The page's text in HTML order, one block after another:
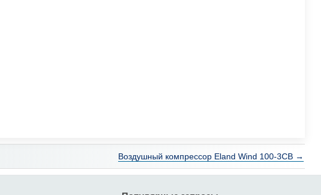
Воздушный компрессор Eland Wind 100-3CB →